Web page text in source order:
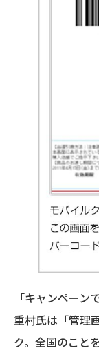
「キャンペーン
重村氏は「管理
ク。全国のこと